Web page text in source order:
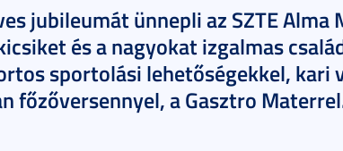
jubileumát ünnepli az SZTE Alma
és a nagyokat izgalmas
sportolási lehetőségekkel, kari
főzőversennyel, a Gasztro